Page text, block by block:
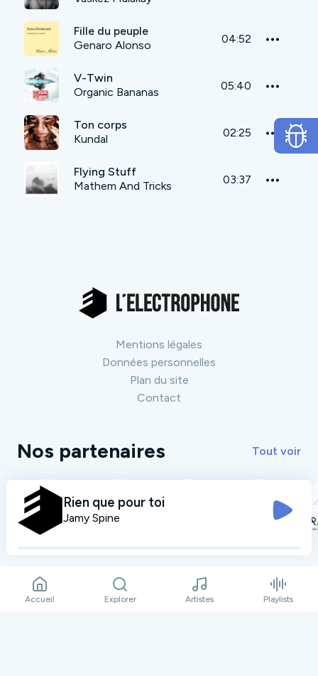
Fille du peuple
Genaro Alonso
04:52
V-Twin
Organic Bananas
05:40
Ton corps
Kundal
02:25
Flying Stuff
Mathem And Tricks
03:37
Mentions légales
Données personnelles
Plan du site
Contact
Nos partenaires Tout voir
Rien que pour toi
Jamy Spine
Accueil Explorer Artistes Playlists